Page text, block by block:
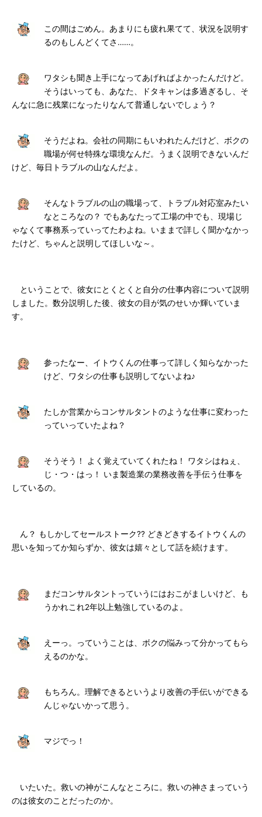
この間はごめん。あまりにも疲れ果てて、状況を説明す
るのもしんどくてさ……。
ワタシも聞き上手になってあげればよかったんだけど。
そうはいっても、あなた、ドタキャンは多過ぎるし、そ
んなに急に残業になったりなんて普通しないでしょう？
そうだよね。会社の同期にもいわれたんだけど、ボクの
職場が何せ特殊な環境なんだ。うまく説明できないんだ
けど、毎日トラブルの山なんだよ。
そんなトラブルの山の職場って、トラブル対応室みたい
なところなの？ でもあなたって工場の中でも、現場じ
ゃなくて事務系っていってたわよね。いままで詳しく聞かなかっ
たけど、ちゃんと説明してほしいな～。
ということで、彼女にとくとくと自分の仕事内容について説明
しました。数分説明した後、彼女の目が気のせいか輝いていま
す。
参ったなー、イトウくんの仕事って詳しく知らなかった
けど、ワタシの仕事も説明してないよね♪
たしか営業からコンサルタントのような仕事に変わった
っていっていたよね？
そうそう！ よく覚えていてくれたね！ ワタシはねぇ、
じ・つ・はっ！ いま製造業の業務改善を手伝う仕事を
しているの。
ん？ もしかしてセールストーク?? どきどきするイトウくんの
思いを知ってか知らずか、彼女は嬉々として話を続けます。
まだコンサルタントっていうにはおこがましいけど、も
うかれこれ2年以上勉強しているのよ。
えーっ。っていうことは、ボクの悩みって分かってもら
えるのかな。
もちろん。理解できるというより改善の手伝いができる
んじゃないかって思う。
マジでっ！
いたいた。救いの神がこんなところに。救いの神さまっていう
のは彼女のことだったのか。